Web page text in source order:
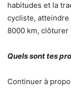
habitudes et la
cycliste,
8000 km, clôturer
Quels sont tes
Continuer à